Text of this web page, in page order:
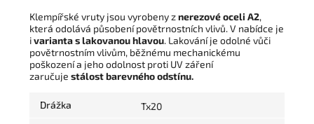
Klempířské vruty jsou vyrobeny znerezové oceli A2,
která odolává působení povětrnostních vlivů. V nabídce je
ivarianta s lakovanou hlavou. Lakování je odolné vůči
povětrnostním vlivům, běžnému mechanickému
poškození a jeho odolnost proti UV záření
zaručuje stálost barevného odstínu.
Drážka Tx20